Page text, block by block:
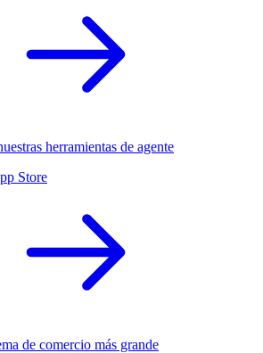
herramientas de agente
Store
de comercio más grande